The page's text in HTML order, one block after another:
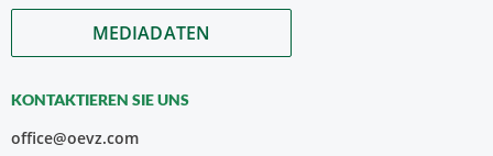
MEDIADATEN
KONTAKTIEREN SIE UNS
office@oevz.com